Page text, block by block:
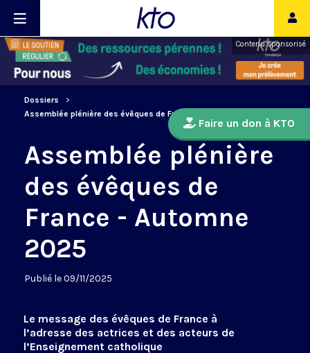
Contenu sponsorisé
Dossiers
Assemblée plénière des évêques de France - Automne 2025
Faire un don à KTO
Assemblée plénière
des évêques de
France - Automne
2025
Publié le 09/11/2025
Le message des évêques de France à
l’adresse des actrices et des acteurs de
l’Enseignement catholique